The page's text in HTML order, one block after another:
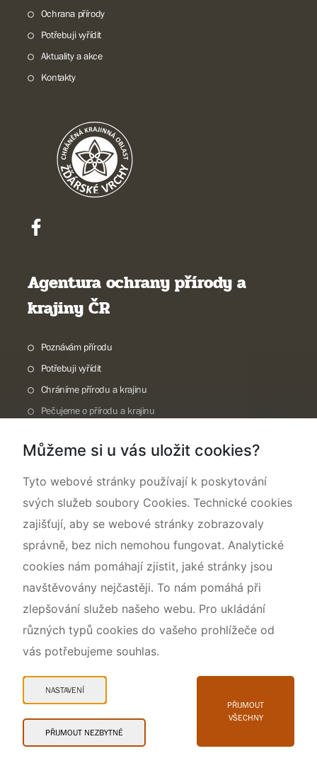
Ochrana přírody
Potřebuji vyřídit
Aktuality a akce
Kontakty
Agentura ochrany přírody a
krajiny ČR
Poznávám přírodu
Potřebuji vyřídit
Chráníme přírodu a krajinu
Pečujeme o přírodu a krajinu
O nás
Snadné čtení
© 2026 AOPK ČR
Můžeme si u vás uložit cookies?
Tyto webové stránky používají k poskytování
svých služeb soubory Cookies. Technické cookies
zajišťují, aby se webové stránky zobrazovaly
správně, bez nich nemohou fungovat. Analytické
cookies nám pomáhají zjistit, jaké stránky jsou
navštěvovány nejčastěji. To nám pomáhá při
zlepšování služeb našeho webu. Pro ukládání
různých typů cookies do vašeho prohlížeče od
vás potřebujeme souhlas.
NASTAVENÍ
PŘIJMOUT NEZBYTNÉ
PŘIJMOUT
VŠECHNY